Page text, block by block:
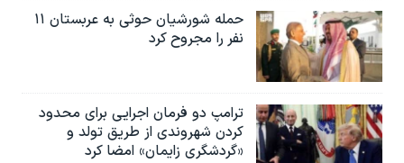
حمله شورشیان حوثی به عربستان ۱۱
نفر را مجروح کرد
ترامپ دو فرمان اجرایی برای محدود
کردن شهروندی از طریق تولد و
«گردشگری زایمان» امضا کرد